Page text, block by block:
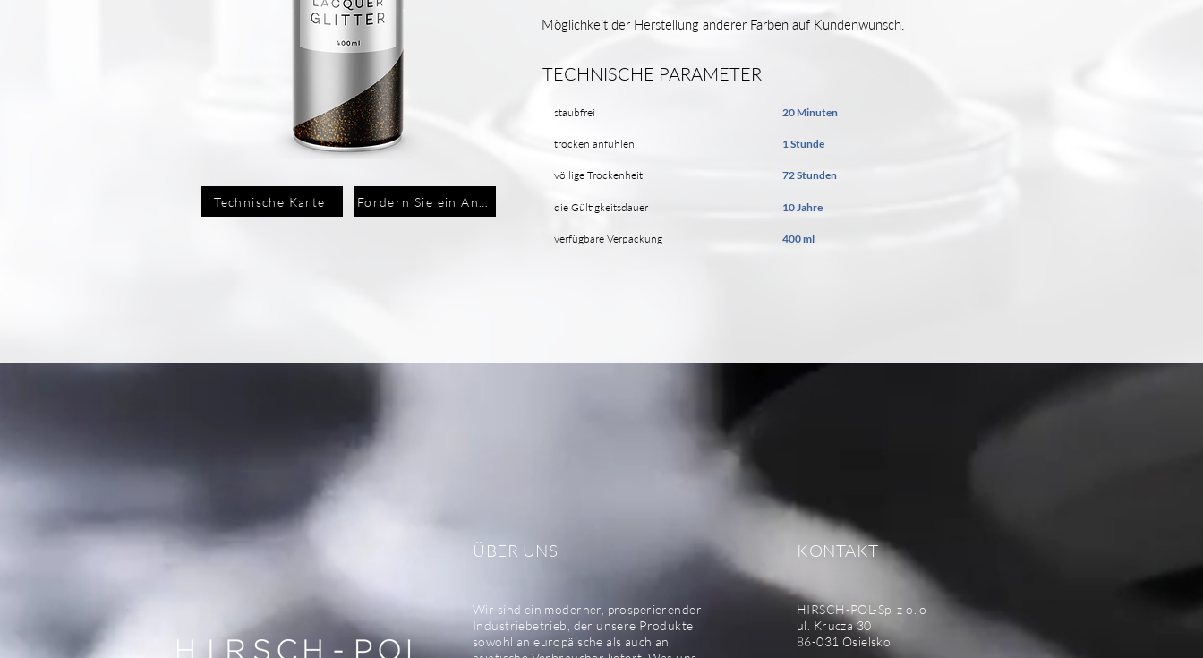
Möglichkeit der Herstellung anderer Farben auf Kundenwunsch.
TECHNISCHE PARAMETER
Technische Karte Fordern Sie ein Angebot an
staubfrei 20 Minuten
trocken anfühlen 1 Stunde
völlige Trockenheit 72 Stunden
die Gültigkeitsdauer 10 Jahre
verfügbare Verpackung 400 ml
ÜBER UNS
Wir sind ein moderner, prosperierender
Industriebetrieb, der unsere Produkte
sowohl an europäische als auch an
KONTAKT
HIRSCH-POL-Sp. z o. o
ul. Krucza 30
86-031 Osielsko